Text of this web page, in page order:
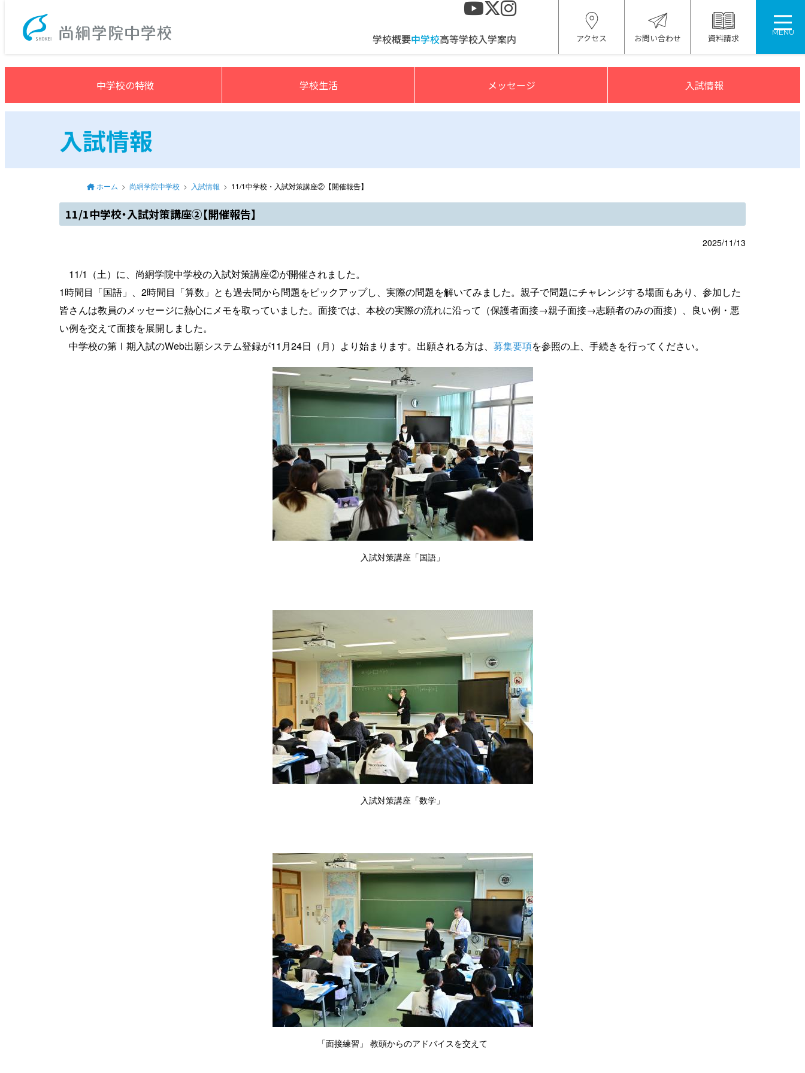
学校概要中学校高等学校入学案内 アクセス お問い合わせ 資料請求
MENU
中学校の特徴 学校生活 メッセージ 入試情報
入試情報
ホーム 尚絅学院中学校 入試情報 11/1中学校・入試対策講座②【開催報告】
11/1中学校・入試対策講座②【開催報告】
2025/11/13
11/1（土）に、尚絅学院中学校の入試対策講座②が開催されました。
1時間目「国語」、2時間目「算数」とも過去問から問題をピックアップし、実際の問題を解いてみました。親子で問題にチャレンジする場面もあり、参加した
皆さんは教員のメッセージに熱心にメモを取っていました。面接では、本校の実際の流れに沿って（保護者面接→親子面接→志願者のみの面接）、良い例・悪
い例を交えて面接を展開しました。
中学校の第Ⅰ期入試のWeb出願システム登録が11月24日（月）より始まります。出願される方は、 募集要項を参照の上、手続きを行ってください。
入試対策講座「国語」
入試対策講座「数学」
「面接練習」 教頭からのアドバイスを交えて